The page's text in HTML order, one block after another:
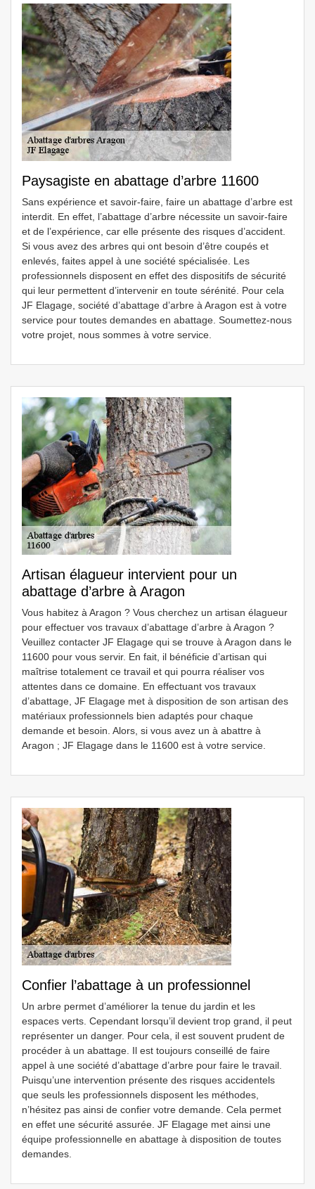
Paysagiste en abattage d’arbre 11600
Sans expérience et savoir-faire, faire un abattage d’arbre est
interdit. En effet, l’abattage d’arbre nécessite un savoir-faire
et de l’expérience, car elle présente des risques d’accident.
Si vous avez des arbres qui ont besoin d’être coupés et
enlevés, faites appel à une société spécialisée. Les
professionnels disposent en effet des dispositifs de sécurité
qui leur permettent d’intervenir en toute sérénité. Pour cela
JF Elagage, société d’abattage d’arbre à Aragon est à votre
service pour toutes demandes en abattage. Soumettez-nous
votre projet, nous sommes à votre service.
Artisan élagueur intervient pour un
abattage d’arbre à Aragon
Vous habitez à Aragon ? Vous cherchez un artisan élagueur
pour effectuer vos travaux d’abattage d’arbre à Aragon ?
Veuillez contacter JF Elagage qui se trouve à Aragon dans le
11600 pour vous servir. En fait, il bénéficie d’artisan qui
maîtrise totalement ce travail et qui pourra réaliser vos
attentes dans ce domaine. En effectuant vos travaux
d’abattage, JF Elagage met à disposition de son artisan des
matériaux professionnels bien adaptés pour chaque
demande et besoin. Alors, si vous avez un à abattre à
Aragon ; JF Elagage dans le 11600 est à votre service.
Confier l’abattage à un professionnel
Un arbre permet d’améliorer la tenue du jardin et les
espaces verts. Cependant lorsqu’il devient trop grand, il peut
représenter un danger. Pour cela, il est souvent prudent de
procéder à un abattage. Il est toujours conseillé de faire
appel à une société d’abattage d’arbre pour faire le travail.
Puisqu’une intervention présente des risques accidentels
que seuls les professionnels disposent les méthodes,
n’hésitez pas ainsi de confier votre demande. Cela permet
en effet une sécurité assurée. JF Elagage met ainsi une
équipe professionnelle en abattage à disposition de toutes
demandes.